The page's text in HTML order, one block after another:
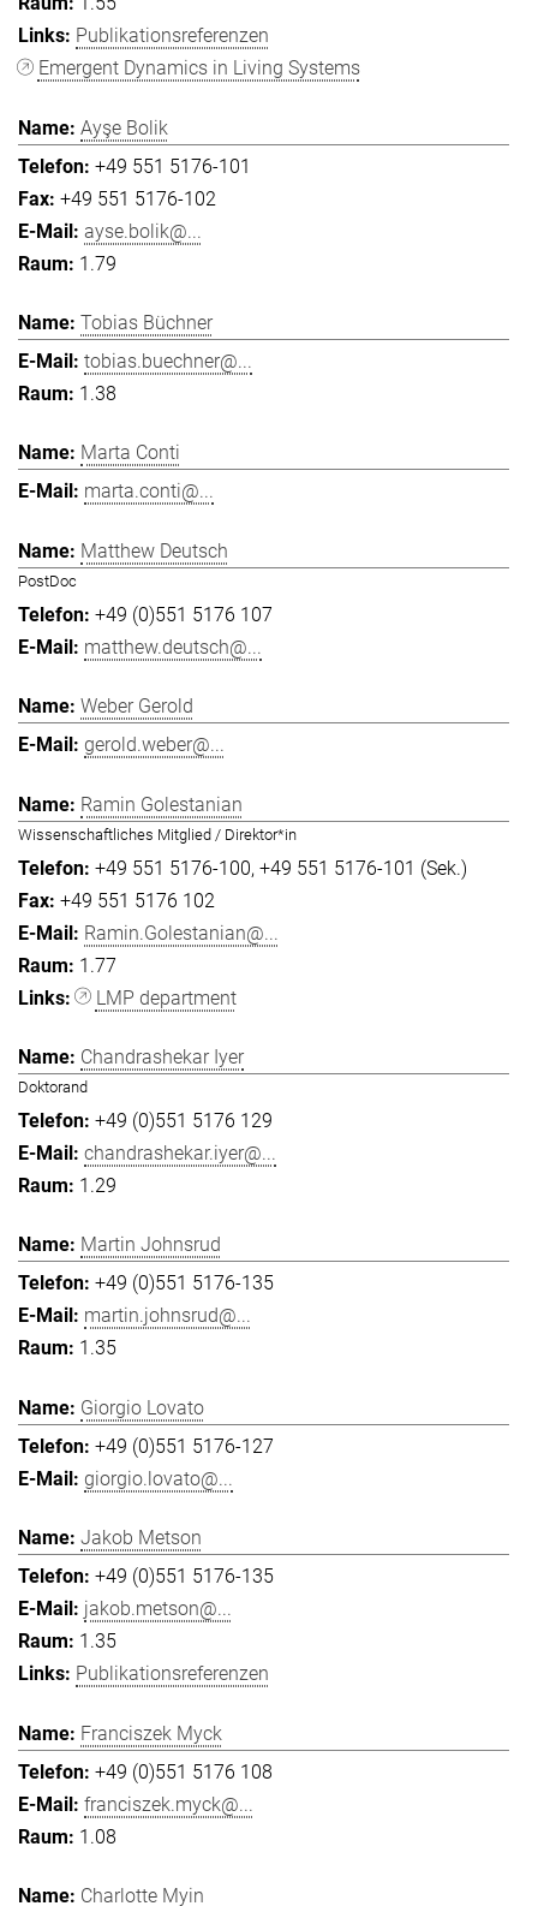
Publikationsreferenzen
Emergent Dynamics in Living Systems
Ayşe Bolik
+49 551 5176-101
+49 551 5176-102
ayse.bolik@...
1.79
Tobias Büchner
tobias.buechner@...
1.38
Marta Conti
marta.conti@...
Matthew Deutsch
PostDoc
+49 (0)551 5176 107
matthew.deutsch@...
Weber Gerold
gerold.weber@...
Ramin Golestanian
Wissenschaftliches Mitglied / Direktor*in
+49 551 5176-100 +49 551 5176-101 (Sek.)
+49 551 5176 102
Ramin.Golestanian@...
1.77
LMP department
Chandrashekar Iyer
Doktorand
+49 (0)551 5176 129
chandrashekar.iyer@...
1.29
Martin Johnsrud
+49 (0)551 5176-135
martin.johnsrud@...
1.35
Giorgio Lovato
+49 (0)551 5176-127
giorgio.lovato@...
Jakob Metson
+49 (0)551 5176-135
jakob.metson@...
1.35
Publikationsreferenzen
Franciszek Myck
+49 (0)551 5176 108
franciszek.myck@...
1.08
Charlotte Myin